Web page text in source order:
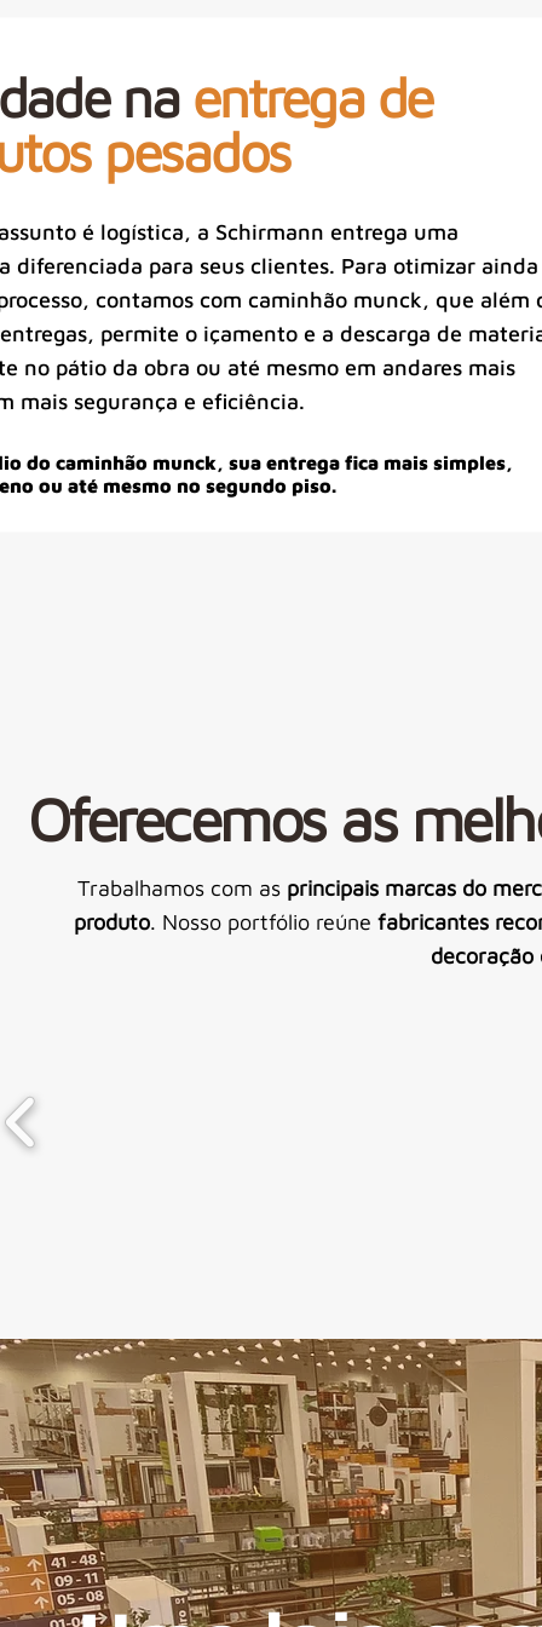
na entrega de
pesados
é logística, a Schirmann entrega uma
diferenciada para seus clientes. Para otimizar ainda
contamos com caminhão munck, que além
permite o içamento e a descarga de
no pátio da obra ou até mesmo em andares mais
mais segurança e eficiência.
do caminhão munck, sua entrega fica mais simples,
ou até mesmo no segundo piso.
Oferecemos as
Trabalhamos com as principais marcas do
produto. Nosso portfólio reúne fabricantes
decoração